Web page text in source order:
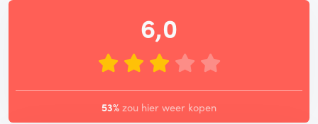
6,0
53% zou hier weer kopen